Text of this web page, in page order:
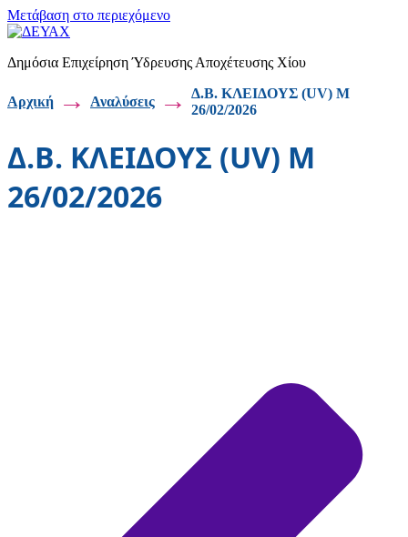
Μετάβαση στο περιεχόμενο
Δημόσια Επιχείρηση Ύδρευσης Αποχέτευσης Χίου
Αρχική → Αναλύσεις →
Δ.Β. ΚΛΕΙΔΟΥΣ (UV) Μ
26/02/2026
Δ.Β. ΚΛΕΙΔΟΥΣ (UV) Μ
26/02/2026